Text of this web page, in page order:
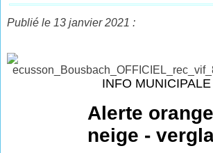
Publié le 13 janvier 2021 :
INFO MUNICIPALE
Alerte
neige -